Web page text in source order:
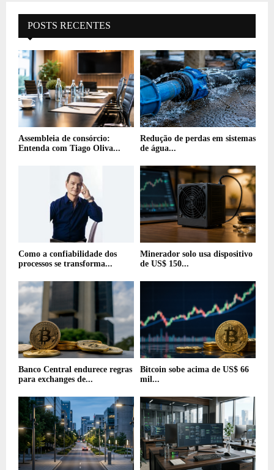
POSTS RECENTES
Assembleia de consórcio:
Entenda com Tiago Oliva...
Redução de perdas em sistemas
de água...
Como a confiabilidade dos
processos se transforma...
Minerador solo usa dispositivo
de US$ 150...
Banco Central endurece regras
para exchanges de...
Bitcoin sobe acima de US$ 66
mil...